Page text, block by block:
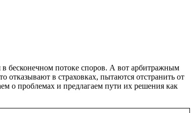
бесконечном потоке споров. А вот арбитражным
отказывают в страховках, пытаются отстранить от
о проблемах и предлагаем пути их решения как